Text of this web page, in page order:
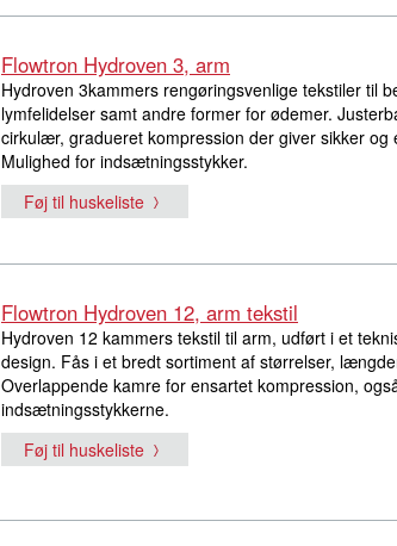
Flowtron Hydroven 3, arm
Hydroven 3kammers rengøringsvenlige tekstiler til
lymfelidelser samt andre former for ødemer.
cirkulær, gradueret kompression der giver sikker og
Mulighed for indsætningsstykker.
Føj til huskeliste
Flowtron Hydroven 12, arm tekstil
Hydroven 12 kammers tekstil til arm, udført i et
design. Fås i et bredt sortiment af størrelser,
Overlappende kamre for ensartet kompression,
indsætningsstykkerne.
Føj til huskeliste